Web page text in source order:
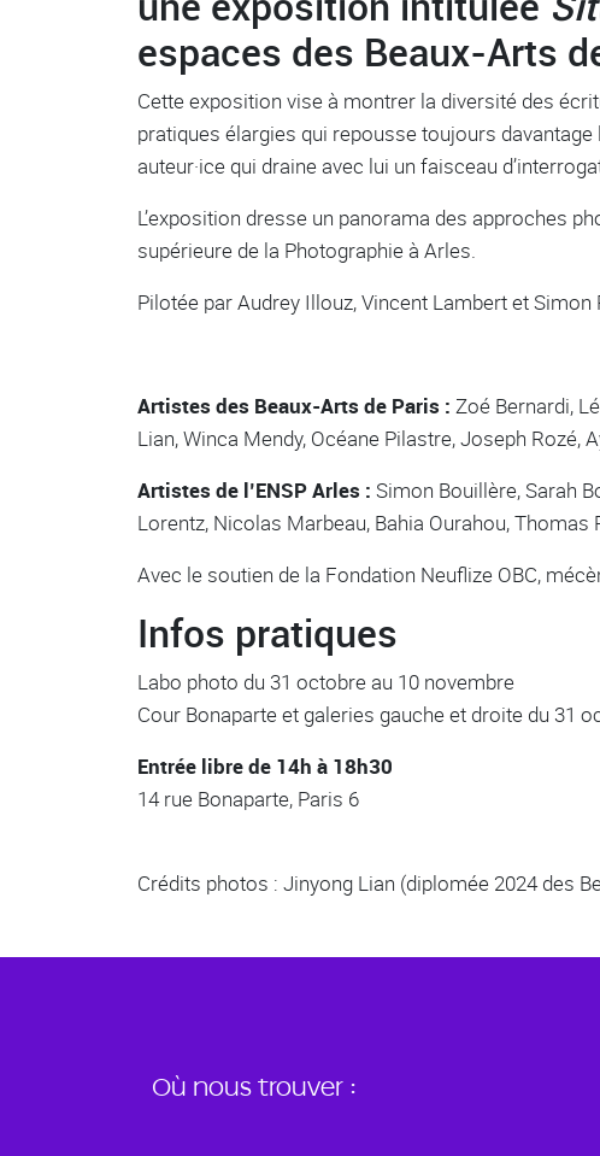
espaces des Beaux-Arts
Cette exposition vise à montrer la diversité des
pratiques élargies qui repousse toujours
auteur·ice qui draine avec lui un faisceau
L’exposition dresse un panorama des approches
supérieure de la Photographie à Arles.
Pilotée par Audrey Illouz, Vincent Lambert et Simon
Artistes des Beaux-Arts de Paris : Zoé Bernardi,
Lian, Winca Mendy, Océane Pilastre, Joseph Rozé,
Artistes de l’ENSP Arles : Simon Bouillère, Sarah
Lorentz, Nicolas Marbeau, Bahia Ourahou,
Avec le soutien de la Fondation Neuflize OBC,
Infos pratiques
Labo photo du 31 octobre au 10 novembre
Cour Bonaparte et galeries gauche et droite du 31
Entrée libre de 14h à 18h30
14 rue Bonaparte, Paris 6
Crédits photos : Jinyong Lian (diplomée 2024 des
Où nous trouver :